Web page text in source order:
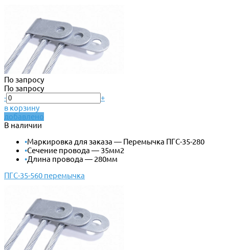
По запросу
По запросу
-
+
в корзину
добавлено
В наличии
•Маркировка для заказа — Перемычка ПГС-35-280
•Сечение провода — 35мм2
•Длина провода — 280мм
ПГС-35-560 перемычка